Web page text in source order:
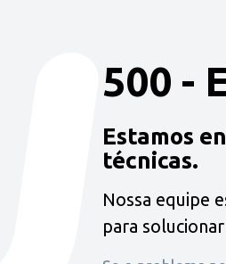
500 -
Estamos
técnicas.
Nossa equipe
para